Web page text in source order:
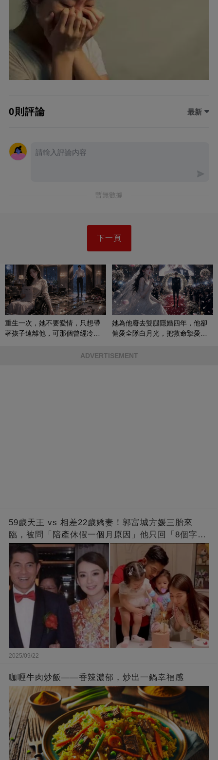
0則評論 最新
暫無數據
下一頁
重生一次，她不要愛情，只想帶
著孩子遠離他，可那個曾經冷漠
她為他廢去雙腿隱婚四年，他卻
偏愛全隊白月光，把救命摯愛當
ADVERTISEMENT
59歲天王 vs 相差22歲嬌妻！郭富城方媛三胎來
臨，被問「陪產休假一個月原因」他只回「8個字」
被贊爆
2025/09/22
咖喱牛肉炒飯——香辣濃郁，炒出一鍋幸福感